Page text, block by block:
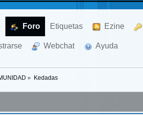
Foro Etiquetas Ezine
Webchat Ayuda
» Kedadas